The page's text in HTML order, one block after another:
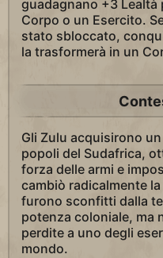
guadagnano +3 Lealtà
Corpo o un Esercito.
stato sbloccato,
la trasformerà in un
Gli Zulu acquisirono
popoli del Sudafrica,
forza delle armi e
cambiò radicalmente
furono sconfitti dalla
potenza coloniale, ma
perdite a uno degli
mondo.